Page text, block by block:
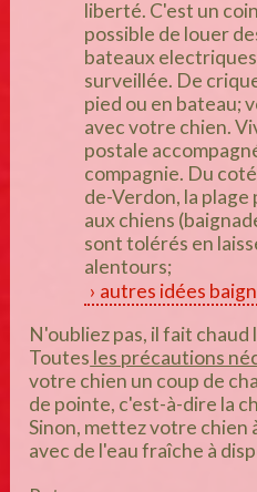
liberté. C'est un
possible de louer
bateaux
surveillée. De
pied ou en bateau;
avec votre chien.
postale
compagnie. Du
de-Verdon, la
aux chiens
sont tolérés en
alentours;
autres idées
N'oubliez pas, il fait
Toutes les précautions
votre chien un coup de
de pointe, c'est-à-dire la
Sinon, mettez votre chien
avec de l'eau fraîche à